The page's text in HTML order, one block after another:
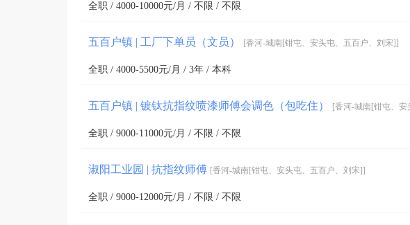
全职 / 4000-10000元/月 / 不限 / 不限
五百户镇 | 工厂下单员（文员） [香河-城南[钳屯、安头屯、五百户、刘宋]]
全职 / 4000-5500元/月 / 3年 / 本科
五百户镇 | 镀钛抗指纹喷漆师傅会调色（包吃住） [香河-城南[钳屯、
全职 / 9000-11000元/月 / 不限 / 不限
淑阳工业园 | 抗指纹师傅 [香河-城南[钳屯、安头屯、五百户、刘宋]]
全职 / 9000-12000元/月 / 不限 / 不限